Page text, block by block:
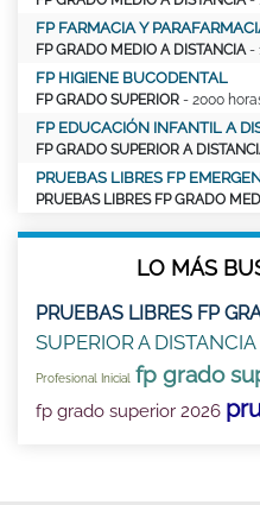
FP FARMACIA Y
FP GRADO MEDIO A DISTANCIA -
FP HIGIENE BUCODENTAL
FP GRADO SUPERIOR - 2000
FP EDUCACIÓN INFANTIL A
FP GRADO SUPERIOR A
PRUEBAS LIBRES FP
PRUEBAS LIBRES FP GRADO
LO MÁS
PRUEBAS LIBRES FP
SUPERIOR A DISTANCIA
Profesional Inicial fp grado
fp grado superior 2026